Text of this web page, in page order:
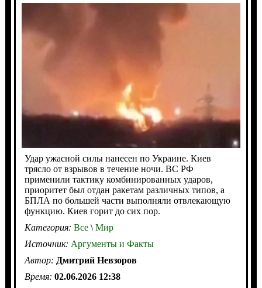
Удар ужасной силы нанесен по Украине. Киев
трясло от взрывов в течение ночи. ВС РФ
применили тактику комбинированных ударов,
приоритет был отдан ракетам различных типов, а
БПЛА по большей части выполняли отвлекающую
функцию. Киев горит до сих пор.
Категория: Все\Мир
Источник: Аргументы и Факты
Автор: Дмитрий Невзоров
Время: 02.06.2026 12:38